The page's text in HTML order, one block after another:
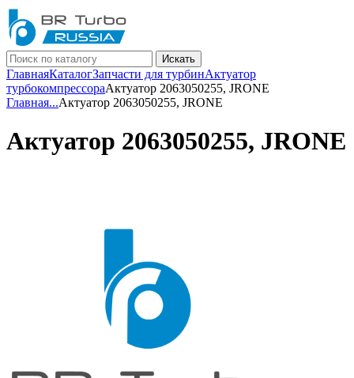
Искать
ГлавнаяКаталогЗапчасти для турбинАктуатор
турбокомпрессораАктуатор 2063050255, JRONE
Главная...Актуатор 2063050255, JRONE
Актуатор 2063050255, JRONE